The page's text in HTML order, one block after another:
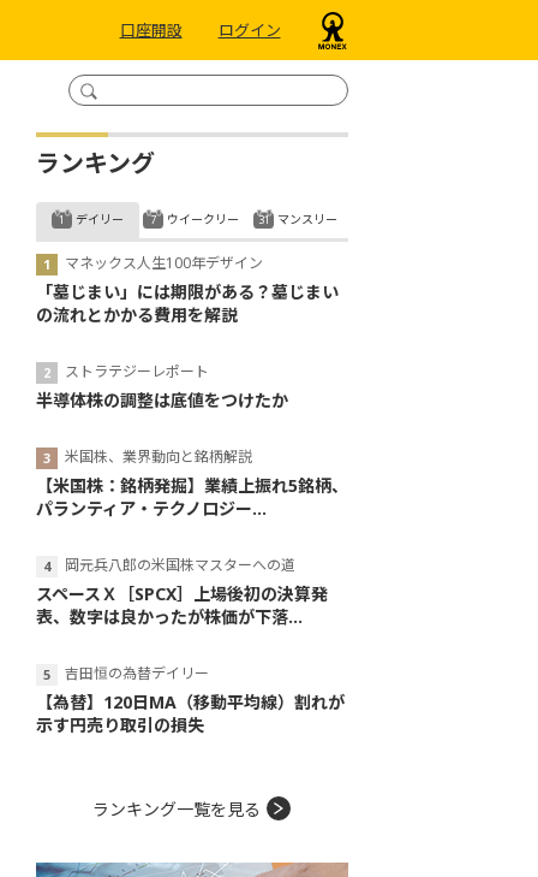
口座開設 ログイン
ランキング
デイリー
マネックス人生100年デザイン
「墓じまい」には期限がある？墓じまい
の流れとかかる費用を解説
ストラテジーレポート
半導体株の調整は底値をつけたか
米国株、業界動向と銘柄解説
【米国株：銘柄発掘】業績上振れ5銘柄、
パランティア・テクノロジー...
岡元兵八郎の米国株マスターへの道
スペースＸ［SPCX］上場後初の決算発
表、数字は良かったが株価が下落...
吉田恒の為替デイリー
【為替】120日MA（移動平均線）割れが
示す円売り取引の損失
ウイークリー マンスリー
ランキング一覧を見る